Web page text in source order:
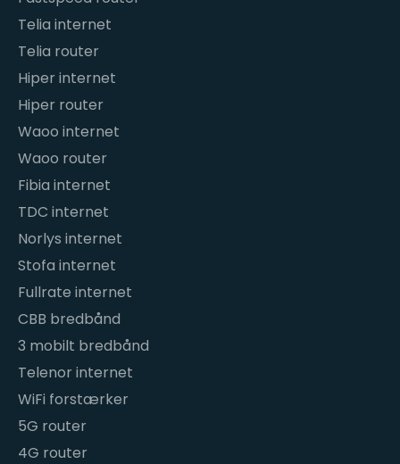
Telia internet
Telia router
Hiper internet
Hiper router
Waoo internet
Waoo router
Fibia internet
TDC internet
Norlys internet
Stofa internet
Fullrate internet
CBB bredbånd
3 mobilt bredbånd
Telenor internet
WiFi forstærker
5G router
4G router